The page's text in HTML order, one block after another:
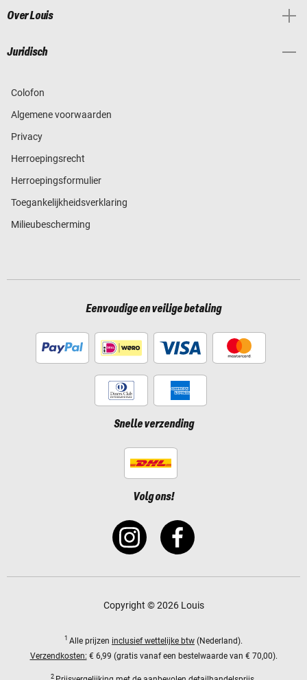
Over Louis
Juridisch
Colofon
Algemene voorwaarden
Privacy
Herroepingsrecht
Herroepingsformulier
Toegankelijkheidsverklaring
Milieubescherming
Eenvoudige en veilige betaling
Snelle verzending
Volg ons!
Copyright © 2026 Louis
1 Alle prijzen inclusief wettelijke btw (Nederland).
Verzendkosten: € 6,99 (gratis vanaf een bestelwaarde van € 70,00).
2